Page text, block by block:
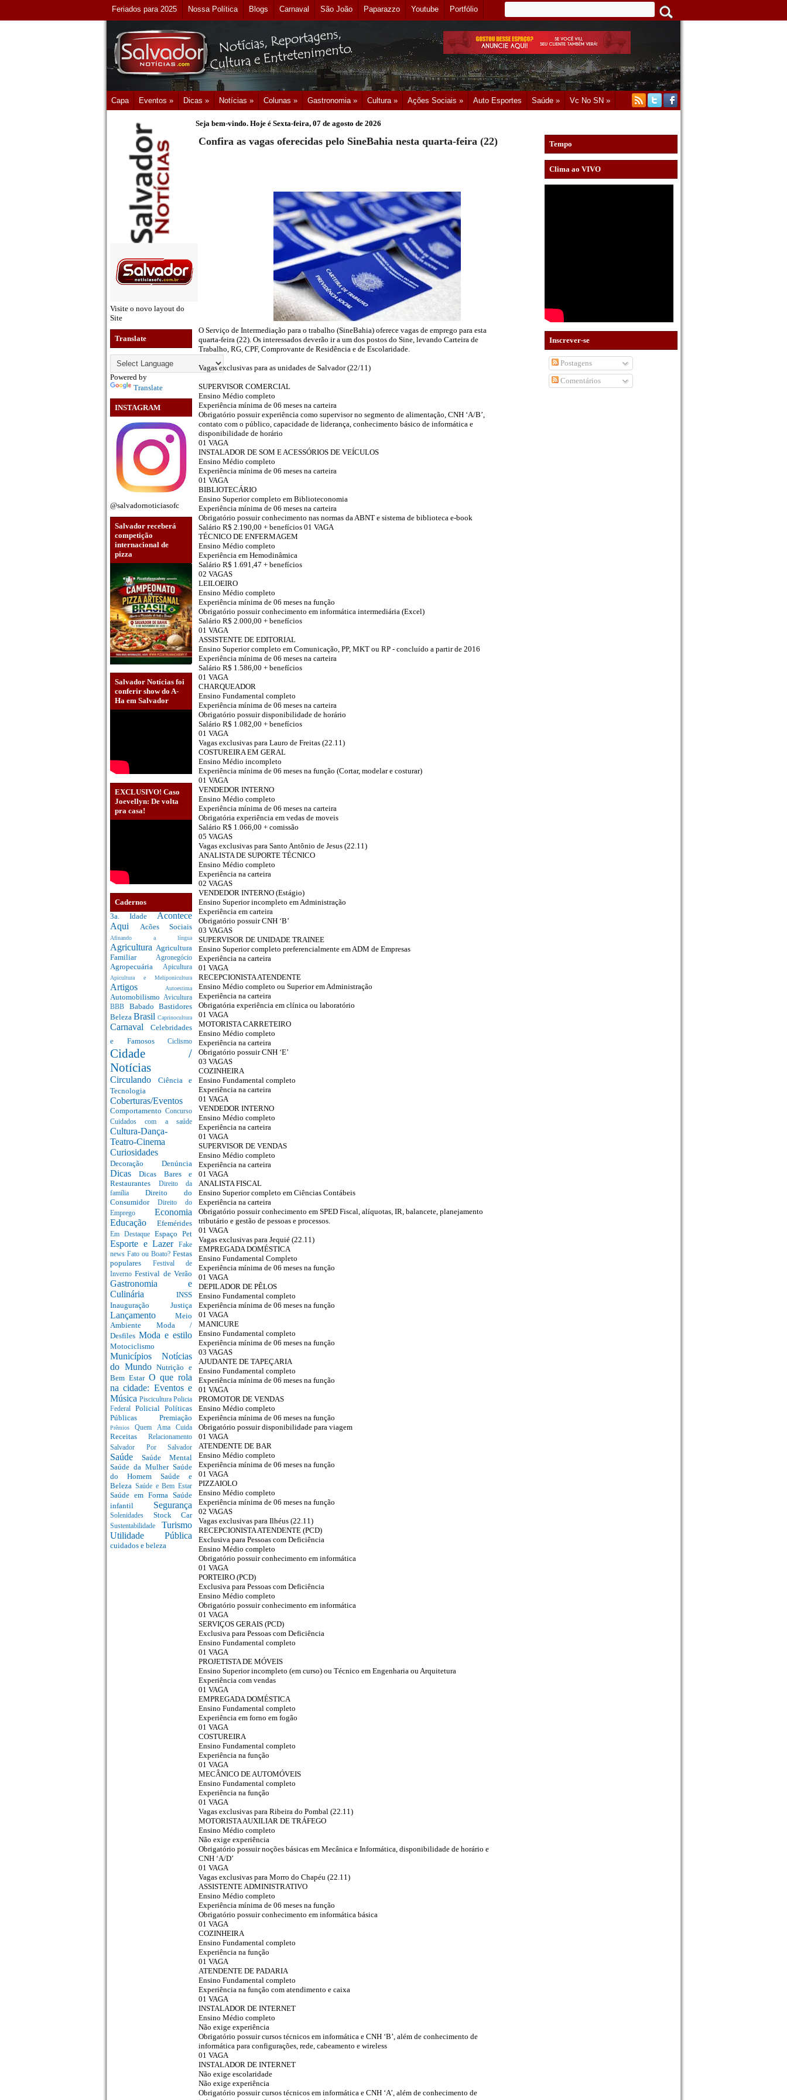
Feriados para 2025 Nossa Política Blogs Carnaval São João Paparazzo Youtube Portfólio
Capa Eventos » Dicas » Notícias » Colunas » Gastronomia » Cultura » Ações Sociais » Auto Esportes Saúde » Vc No SN »
Visite o novo layout do
Site
Translate
Powered by
Translate
INSTAGRAM
@salvadornoticiasofc
Salvador receberá
competição
internacional de
pizza
Salvador Notícias foi
conferir show do A-
Ha em Salvador
EXCLUSIVO! Caso
Joevellyn: De volta
pra casa!
Cadernos
3a. Idade Acontece
Aqui Acões Sociais
Afinando a língua
Agricultura Agricultura
Familiar Agronegócio
Agropecuária Apicultura
Apicultura e Meliponicultura
Artigos Autoestima
Automobilismo Avicultura
BBB Babado Bastidores
Beleza Brasil Caprinocultura
Carnaval Celebridades
e Famosos Ciclismo
Cidade /
Notícias
Circulando Ciência e
Tecnologia
Coberturas/Eventos
Comportamento Concurso
Cuidados com a saúde
Cultura-Dança-
Teatro-Cinema
Curiosidades
Decoração Denúncia
DicasDicas Bares e
Restaurantes
Direito da
família Direito do
Consumidor Direito do
Emprego Economia
Educação Efemérides
Em Destaque Espaço Pet
Esporte e Lazer
Fake
news Fato ou Boato? Festas
populares
Festival de
InvernoFestival de Verão
Gastronomia e
Culinária INSS
Inauguração Justiça
Lançamento Meio
Ambiente Moda /
Desfiles Moda e estilo
Motociclismo
Municípios Notícias
do MundoNutrição e
Bem Estar O que rola
na cidade: Eventos e
Música Piscicultura Policia
Federal Policial Políticas
Públicas Premiação
PrêmiosQuem Ama Cuida
Receitas Relacionamento
Salvador Por Salvador
Saúde Saúde Mental
Saúde da Mulher Saúde
do Homem Saúde e
Beleza Saúde e Bem Estar
Saúde em Forma Saúde
infantil Segurança
Solenidades Stock Car
Sustentabilidade Turismo
Utilidade Pública
cuidados e beleza
Seja bem-vindo. Hoje é Sexta-feira, 07 de agosto de 2026
Confira as vagas oferecidas pelo SineBahia nesta quarta-feira (22)
O Serviço de Intermediação para o trabalho (SineBahia) oferece vagas de emprego para esta
quarta-feira (22). Os interessados deverão ir a um dos postos do Sine, levando Carteira de
Trabalho, RG, CPF, Comprovante de Residência e de Escolaridade.
Vagas exclusivas para as unidades de Salvador (22/11)
SUPERVISOR COMERCIAL
Ensino Médio completo
Experiência mínima de 06 meses na carteira
Obrigatório possuir experiência como supervisor no segmento de alimentação, CNH ‘A/B’,
contato com o público, capacidade de liderança, conhecimento básico de informática e
disponibilidade de horário
01 VAGA
INSTALADOR DE SOM E ACESSÓRIOS DE VEÍCULOS
Ensino Médio completo
Experiência mínima de 06 meses na carteira
01 VAGA
BIBLIOTECÁRIO
Ensino Superior completo em Biblioteconomia
Experiência mínima de 06 meses na carteira
Obrigatório possuir conhecimento nas normas da ABNT e sistema de biblioteca e-book
Salário R$ 2.190,00 + benefícios 01 VAGA
TÉCNICO DE ENFERMAGEM
Ensino Médio completo
Experiência em Hemodinâmica
Salário R$ 1.691,47 + benefícios
02 VAGAS
LEILOEIRO
Ensino Médio completo
Experiência mínima de 06 meses na função
Obrigatório possuir conhecimento em informática intermediária (Excel)
Salário R$ 2.000,00 + benefícios
01 VAGA
ASSISTENTE DE EDITORIAL
Ensino Superior completo em Comunicação, PP, MKT ou RP - concluído a partir de 2016
Experiência mínima de 06 meses na carteira
Salário R$ 1.586,00 + benefícios
01 VAGA
CHARQUEADOR
Ensino Fundamental completo
Experiência mínima de 06 meses na carteira
Obrigatório possuir disponibilidade de horário
Salário R$ 1.082,00 + benefícios
01 VAGA
Vagas exclusivas para Lauro de Freitas (22.11)
COSTUREIRA EM GERAL
Ensino Médio incompleto
Experiência mínima de 06 meses na função (Cortar, modelar e costurar)
01 VAGA
VENDEDOR INTERNO
Ensino Médio completo
Experiência mínima de 06 meses na carteira
Obrigatória experiência em vedas de moveis
Salário R$ 1.066,00 + comissão
05 VAGAS
Vagas exclusivas para Santo Antônio de Jesus (22.11)
ANALISTA DE SUPORTE TÉCNICO
Ensino Médio completo
Experiência na carteira
02 VAGAS
VENDEDOR INTERNO (Estágio)
Ensino Superior incompleto em Administração
Experiência em carteira
Obrigatório possuir CNH ‘B’
03 VAGAS
SUPERVISOR DE UNIDADE TRAINEE
Ensino Superior completo preferencialmente em ADM de Empresas
Experiência na carteira
01 VAGA
RECEPCIONISTA ATENDENTE
Ensino Médio completo ou Superior em Administração
Experiência na carteira
Obrigatória experiência em clínica ou laboratório
01 VAGA
MOTORISTA CARRETEIRO
Ensino Médio completo
Experiência na carteira
Obrigatório possuir CNH ‘E’
03 VAGAS
COZINHEIRA
Ensino Fundamental completo
Experiência na carteira
01 VAGA
VENDEDOR INTERNO
Ensino Médio completo
Experiência na carteira
01 VAGA
SUPERVISOR DE VENDAS
Ensino Médio completo
Experiência na carteira
01 VAGA
ANALISTA FISCAL
Ensino Superior completo em Ciências Contábeis
Experiência na carteira
Obrigatório possuir conhecimento em SPED Fiscal, alíquotas, IR, balancete, planejamento
tributário e gestão de pessoas e processos.
01 VAGA
Vagas exclusivas para Jequié (22.11)
EMPREGADA DOMÉSTICA
Ensino Fundamental Completo
Experiência mínima de 06 meses na função
01 VAGA
DEPILADOR DE PÊLOS
Ensino Fundamental completo
Experiência mínima de 06 meses na função
01 VAGA
MANICURE
Ensino Fundamental completo
Experiência mínima de 06 meses na função
03 VAGAS
AJUDANTE DE TAPEÇARIA
Ensino Fundamental completo
Experiência mínima de 06 meses na função
01 VAGA
PROMOTOR DE VENDAS
Ensino Médio completo
Experiência mínima de 06 meses na função
Obrigatório possuir disponibilidade para viagem
01 VAGA
ATENDENTE DE BAR
Ensino Médio completo
Experiência mínima de 06 meses na função
01 VAGA
PIZZAIOLO
Ensino Médio completo
Experiência mínima de 06 meses na função
02 VAGAS
Vagas exclusivas para Ilhéus (22.11)
RECEPCIONISTA ATENDENTE (PCD)
Exclusiva para Pessoas com Deficiência
Ensino Médio completo
Obrigatório possuir conhecimento em informática
01 VAGA
PORTEIRO (PCD)
Exclusiva para Pessoas com Deficiência
Ensino Médio completo
Obrigatório possuir conhecimento em informática
01 VAGA
SERVIÇOS GERAIS (PCD)
Exclusiva para Pessoas com Deficiência
Ensino Fundamental completo
01 VAGA
PROJETISTA DE MÓVEIS
Ensino Superior incompleto (em curso) ou Técnico em Engenharia ou Arquitetura
Experiência com vendas
01 VAGA
EMPREGADA DOMÉSTICA
Ensino Fundamental completo
Experiência em forno em fogão
01 VAGA
COSTUREIRA
Ensino Fundamental completo
Experiência na função
01 VAGA
MECÂNICO DE AUTOMÓVEIS
Ensino Fundamental completo
Experiência na função
01 VAGA
Vagas exclusivas para Ribeira do Pombal (22.11)
MOTORISTA AUXILIAR DE TRÁFEGO
Ensino Médio completo
Não exige experiência
Obrigatório possuir noções básicas em Mecânica e Informática, disponibilidade de horário e
CNH ‘A/D’
01 VAGA
Vagas exclusivas para Morro do Chapéu (22.11)
ASSISTENTE ADMINISTRATIVO
Ensino Médio completo
Experiência mínima de 06 meses na função
Obrigatório possuir conhecimento em informática básica
01 VAGA
COZINHEIRA
Ensino Fundamental completo
Experiência na função
01 VAGA
ATENDENTE DE PADARIA
Ensino Fundamental completo
Experiência na função com atendimento e caixa
01 VAGA
INSTALADOR DE INTERNET
Ensino Médio completo
Não exige experiência
Obrigatório possuir cursos técnicos em informática e CNH ‘B’, além de conhecimento de
informática para configurações, rede, cabeamento e wireless
01 VAGA
INSTALADOR DE INTERNET
Não exige escolaridade
Não exige experiência
Obrigatório possuir cursos técnicos em informática e CNH ‘A’, além de conhecimento de
Tempo
Clima ao VIVO
Inscrever-se
Postagens
Comentários